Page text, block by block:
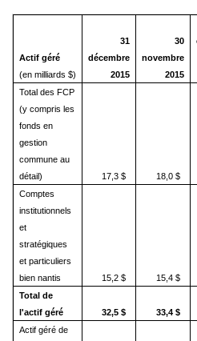
Actif géré
(en milliards $)
31
décembre
2015
30
novembre
2015
Total des FCP
(y compris les
fonds en
gestion
commune au
détail)
17,3 $ 18,0 $
Comptes
institutionnels
et
stratégiques
et particuliers
bien nantis
15,2 $ 15,4 $
Total de
l'actif géré
32,5 $ 33,4 $
Actif géré de